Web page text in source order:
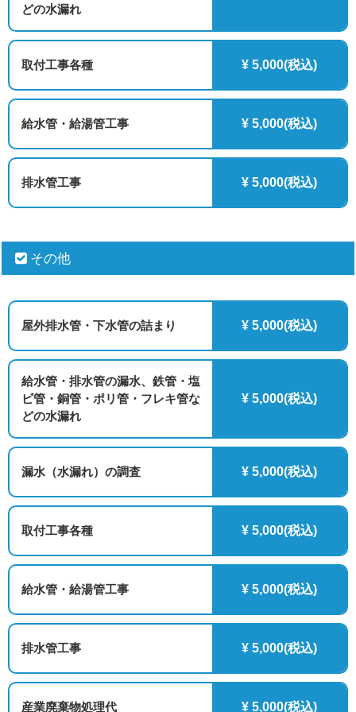
どの水漏れ
取付工事各種 ¥ 5,000(税込)
給水管・給湯管工事 ¥ 5,000(税込)
排水管工事 ¥ 5,000(税込)
その他
屋外排水管・下水管の詰まり ¥ 5,000(税込)
給水管・排水管の漏水、鉄管・塩
ビ管・銅管・ポリ管・フレキ管な
どの水漏れ
¥ 5,000(税込)
漏水（水漏れ）の調査 ¥ 5,000(税込)
取付工事各種 ¥ 5,000(税込)
給水管・給湯管工事 ¥ 5,000(税込)
排水管工事 ¥ 5,000(税込)
産業廃棄物処理代 ¥ 5,000(税込)